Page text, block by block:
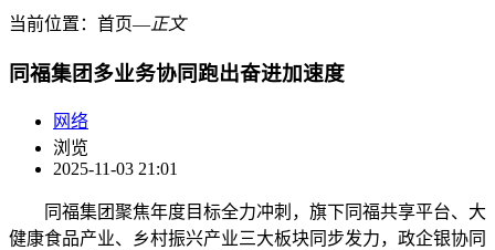
当前位置： 首页―正文
同福集团多业务协同跑出奋进加速度
网络
浏览
2025-11-03 21:01
同福集团聚焦年度目标全力冲刺，旗下同福共享平台、大
健康食品产业、乡村振兴产业三大板块同步发力，政企银协同